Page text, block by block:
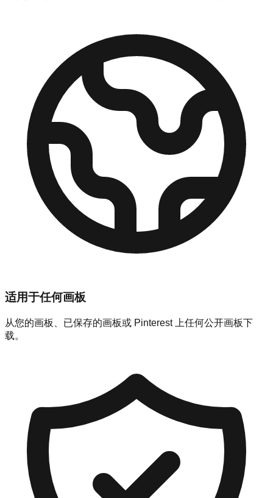
适用于任何画板
从您的画板、已保存的画板或 Pinterest 上任何公开画板下
载。